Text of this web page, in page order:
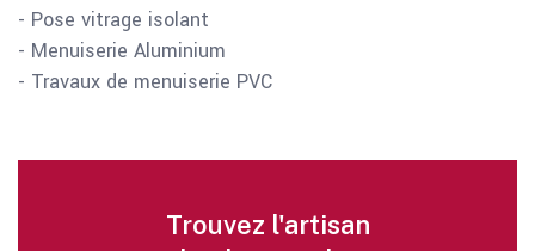
- Pose vitrage isolant
- Menuiserie Aluminium
- Travaux de menuiserie PVC
Trouvez l'artisan